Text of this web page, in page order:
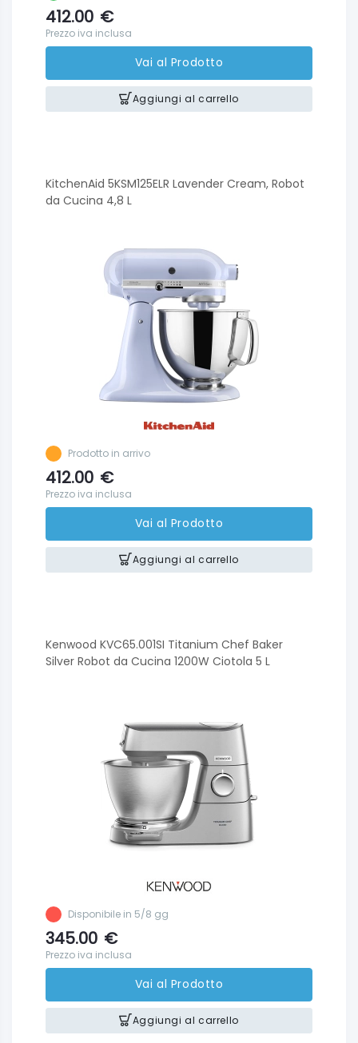
412.00 €
Prezzo iva inclusa
Vai al Prodotto
Aggiungi al carrello
KitchenAid 5KSM125ELR Lavender Cream, Robot
da Cucina 4,8 L
Prodotto in arrivo
412.00 €
Prezzo iva inclusa
Vai al Prodotto
Aggiungi al carrello
Kenwood KVC65.001SI Titanium Chef Baker
Silver Robot da Cucina 1200W Ciotola 5 L
Disponibile in 5/8 gg
345.00 €
Prezzo iva inclusa
Vai al Prodotto
Aggiungi al carrello